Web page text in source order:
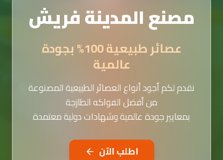
مصنع المدينة فريش
عصائر طبيعية 100% بجودة
عالمية
نقدم لكم أجود أنواع العصائر الطبيعية المصنوعة
من أفضل الفواكه الطازجة
بمعايير جودة عالمية وشهادات دولية معتمدة
اطلب الآن